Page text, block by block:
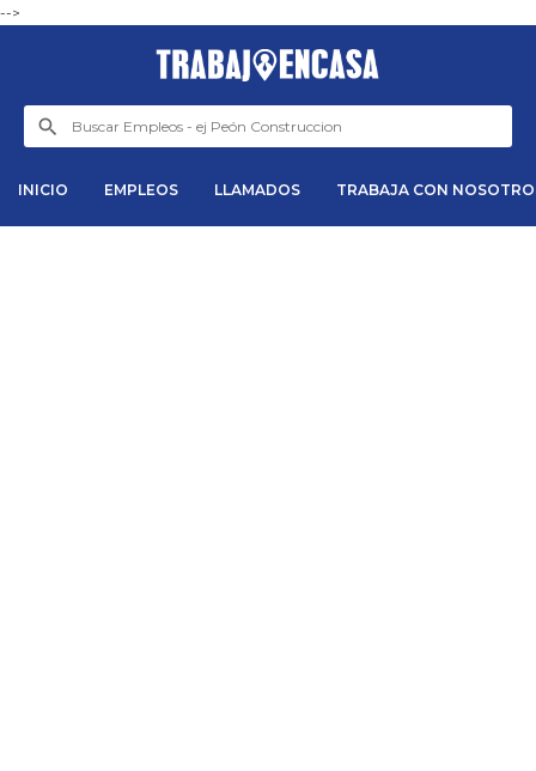
-->
INICIO EMPLEOS LLAMADOS TRABAJA CON